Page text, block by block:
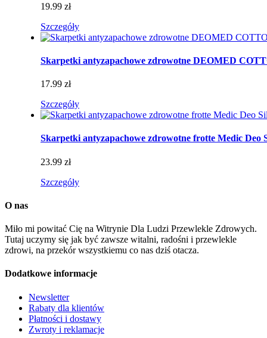
19.99 zł
Szczegóły
Skarpetki antyzapachowe zdrowotne DEOMED
17.99 zł
Szczegóły
Skarpetki antyzapachowe zdrowotne frotte Medic Deo
23.99 zł
Szczegóły
O nas
Miło mi powitać Cię na Witrynie Dla Ludzi Przewlekle Zdrowych.
Tutaj uczymy się jak być zawsze witalni, radośni i przewlekle
zdrowi, na przekór wszystkiemu co nas dziś otacza.
Dodatkowe informacje
Newsletter
Rabaty dla klientów
Płatności i dostawy
Zwroty i reklamacje